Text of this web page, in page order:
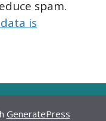
spam.
is
GeneratePress